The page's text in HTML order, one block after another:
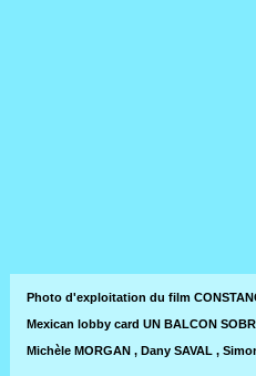
Photo d'exploitation du film
Mexican lobby card UN BALCON
Michèle MORGAN , Dany SAVAL ,